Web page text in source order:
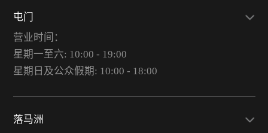
屯门
营业时间：
星期一至六: 10:00 - 19:00
星期日及公众假期: 10:00 - 18:00
落马洲